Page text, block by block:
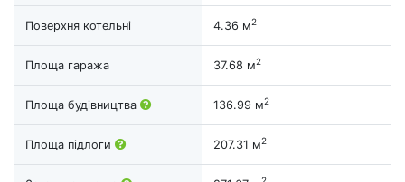
Поверхня котельні 4.36 м2
Площа гаража 37.68 м2
Площа будівництва 136.99 м2
Площа підлоги 207.31 м2